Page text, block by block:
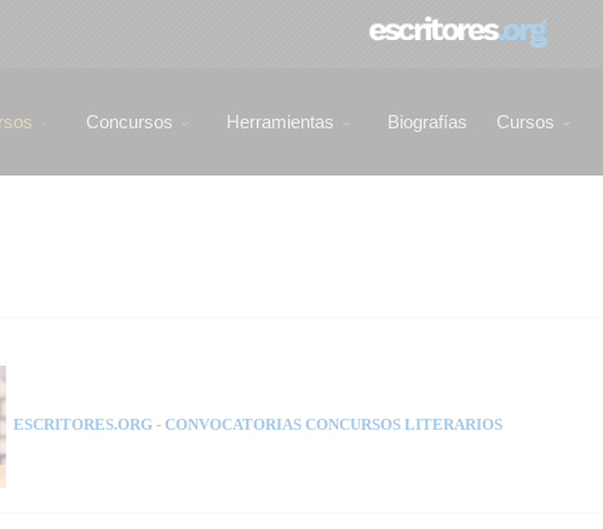
Concursos Herramientas Biografías Cursos
ESCRITORES.ORG - CONVOCATORIAS CONCURSOS LITERARIOS